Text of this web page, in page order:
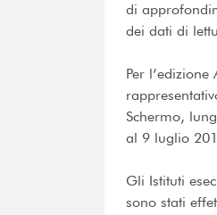
di
dei dati di
Per
Schermo,
al 9 luglio
Gli Istituti
sono stati